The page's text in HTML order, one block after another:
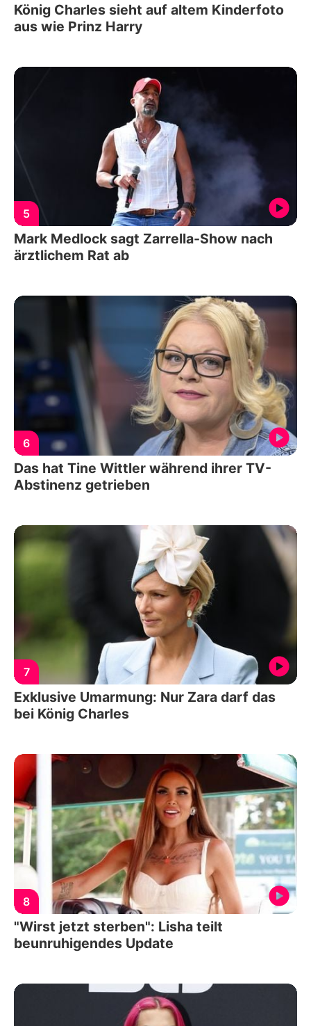
König Charles sieht auf altem Kinderfoto
aus wie Prinz Harry
5
Mark Medlock sagt Zarrella-Show nach
ärztlichem Rat ab
6
Das hat Tine Wittler während ihrer TV-
Abstinenz getrieben
7
Exklusive Umarmung: Nur Zara darf das
bei König Charles
8
"Wirst jetzt sterben": Lisha teilt
beunruhigendes Update